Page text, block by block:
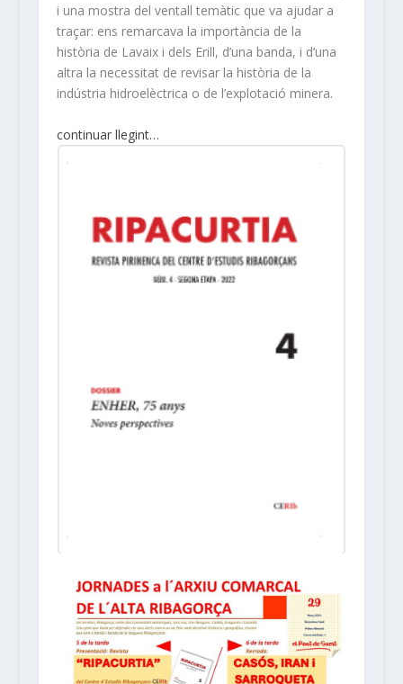
i una mostra del ventall temàtic que va ajudar a
traçar: ens remarcava la importància de la
història de Lavaix i dels Erill, d’una banda, i d’una
altra la necessitat de revisar la història de la
indústria hidroelèctrica o de l’explotació minera.
continuar llegint…